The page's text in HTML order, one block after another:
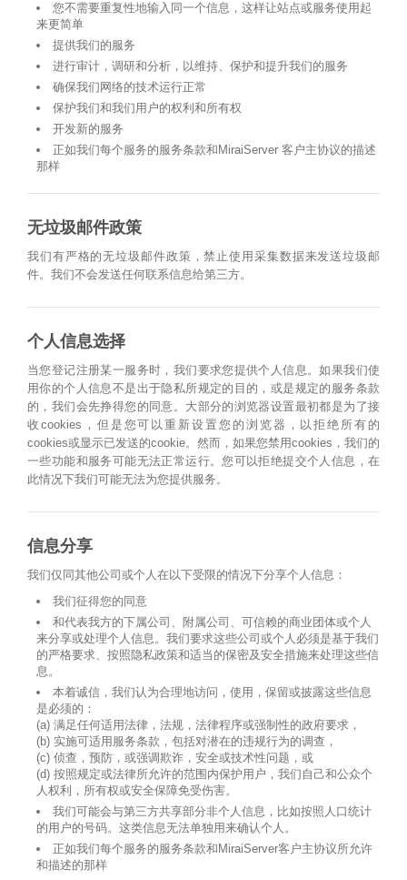
您不需要重复性地输入同一个信息，这样让站点或服务使用起
来更简单
提供我们的服务
进行审计，调研和分析，以维持、保护和提升我们的服务
确保我们网络的技术运行正常
保护我们和我们用户的权利和所有权
开发新的服务
正如我们每个服务的服务条款和MiraiServer 客户主协议的描述
那样
无垃圾邮件政策
我们有严格的无垃圾邮件政策，禁止使用采集数据来发送垃圾邮
件。我们不会发送任何联系信息给第三方。
个人信息选择
当您登记注册某一服务时，我们要求您提供个人信息。如果我们使
用你的个人信息不是出于隐私所规定的目的，或是规定的服务条款
的，我们会先挣得您的同意。大部分的浏览器设置最初都是为了接
收cookies，但是您可以重新设置您的浏览器，以拒绝所有的
cookies或显示已发送的cookie。然而，如果您禁用cookies，我们的
一些功能和服务可能无法正常运行。您可以拒绝提交个人信息，在
此情况下我们可能无法为您提供服务。
信息分享
我们仅同其他公司或个人在以下受限的情况下分享个人信息：
我们征得您的同意
和代表我方的下属公司、附属公司、可信赖的商业团体或个人
来分享或处理个人信息。我们要求这些公司或个人必须是基于我们
的严格要求、按照隐私政策和适当的保密及安全措施来处理这些信
息。
本着诚信，我们认为合理地访问，使用，保留或披露这些信息
是必须的：
(a) 满足任何适用法律，法规，法律程序或强制性的政府要求，
(b) 实施可适用服务条款，包括对潜在的违规行为的调查，
(c) 侦查，预防，或强调欺诈，安全或技术性问题，或
(d) 按照规定或法律所允许的范围内保护用户，我们自己和公众个
人权利，所有权或安全保障免受伤害。
我们可能会与第三方共享部分非个人信息，比如按照人口统计
的用户的号码。这类信息无法单独用来确认个人。
正如我们每个服务的服务条款和MiraiServer客户主协议所允许
和描述的那样